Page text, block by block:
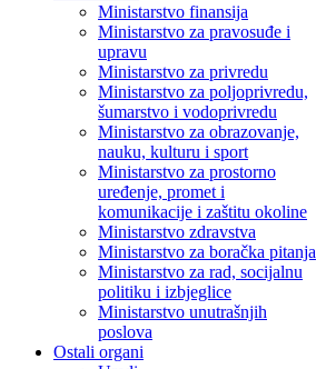
Ministarstvo finansija
Ministarstvo za pravosuđe i
upravu
Ministarstvo za privredu
Ministarstvo za poljoprivredu,
šumarstvo i vodoprivredu
Ministarstvo za obrazovanje,
nauku, kulturu i sport
Ministarstvo za prostorno
uređenje, promet i
komunikacije i zaštitu okoline
Ministarstvo zdravstva
Ministarstvo za boračka pitanja
Ministarstvo za rad, socijalnu
politiku i izbjeglice
Ministarstvo unutrašnjih
poslova
Ostali organi